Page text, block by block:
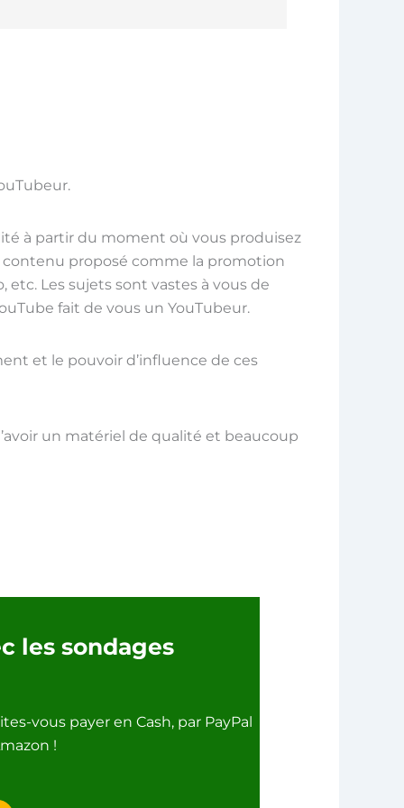
à partir du moment où vous produisez
proposé comme la promotion
Les sujets sont vastes à vous de
fait de vous un YouTubeur.
et le pouvoir d’influence de ces
un matériel de qualité et beaucoup
les sondages
vous payer en Cash, par PayPal
!